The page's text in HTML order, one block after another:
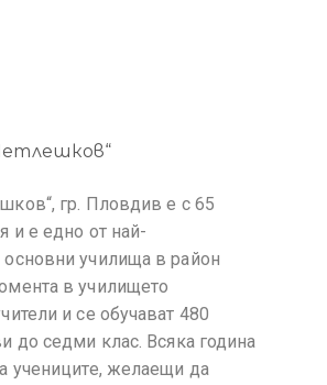
гр. Пловдив е с 65
и е едно от най-
основни училища в район
в училището
и се обучават 480
до седми клас. Всяка година
учениците, желаещи да